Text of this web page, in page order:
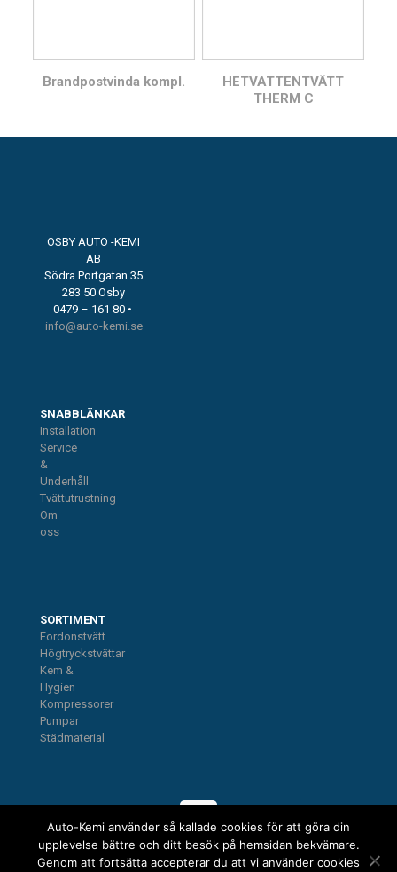
Brandpostvinda kompl.
HETVATTENTVÄTT
THERM C
OSBY AUTO -KEMI
AB
Södra Portgatan 35
283 50 Osby
0479 – 161 80 •
info@auto-kemi.se
SNABBLÄNKAR
Installation
Service
&
Underhåll
Tvättutrustning
Om
oss
SORTIMENT
Fordonstvätt
Högtryckstvättar
Kem &
Hygien
Kompressorer
Pumpar
Städmaterial
@ Auto Kemi AB • Website in cooperation with Kalbynet
Auto-Kemi använder så kallade cookies för att göra din
upplevelse bättre och ditt besök på hemsidan bekvämare.
Genom att fortsätta accepterar du att vi använder cookies